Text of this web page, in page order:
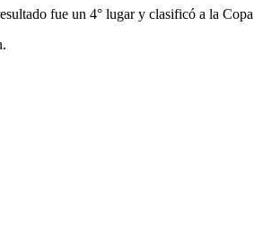
fue un 4° lugar y clasificó a la